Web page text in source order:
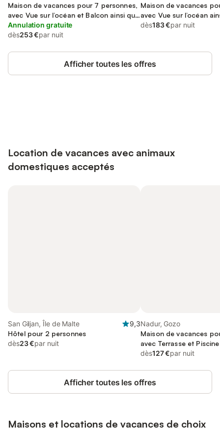
Maison de vacances pour 7 personnes,
avec Vue sur l’océan et Balcon ainsi que
Jardin et Piscine
Annulation gratuite
dès253 €par nuit
Maison de vacances
avec Vue sur l’océan
et Piscine
dès183 €par nuit
Afficher toutes les offres
Location de vacances avec animaux
domestiques acceptés
San Giljan, Île de Malte
9,3
Hôtel pour 2 personnes
dès23 €par nuit
Nadur, Gozo
Maison de vacances
avec Terrasse et Piscine
dès127 €par nuit
Afficher toutes les offres
Maisons et locations de vacances de choix